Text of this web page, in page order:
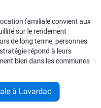
familiale convient aux
sur le rendement
de long terme, personnes
répond à leurs
bien dans les communes
à Lavardac